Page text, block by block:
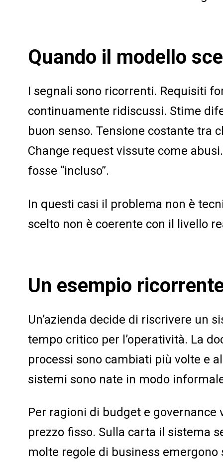
Quando il modello
I segnali sono ricorrenti. Requisiti
continuamente ridiscussi. Stime
buon senso. Tensione costante tra
Change request vissute come
fosse “incluso”.
In questi casi il problema non è
scelto non è coerente con il livello
Un esempio
Un’azienda decide di riscrivere un
tempo critico per l’operatività. La
processi sono cambiati più volte e
sistemi sono nate in modo
Per ragioni di budget e
prezzo fisso. Sulla carta il sistema
molte regole di business emergono